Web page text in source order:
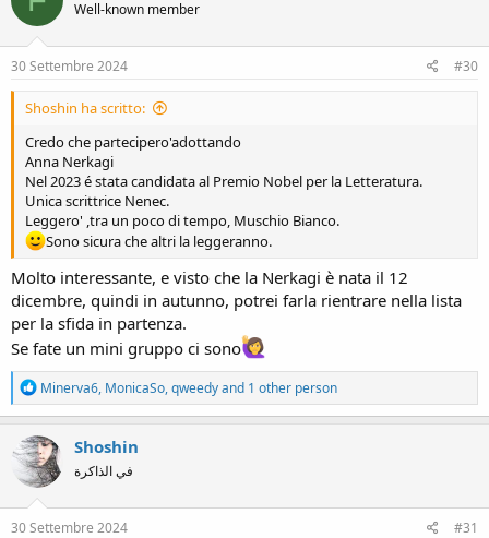
o
n
s
Well-known member
30 Settembre 2024 #30
Shoshin ha scritto:
Credo che partecipero'adottando
Anna Nerkagi
Nel 2023 é stata candidata al Premio Nobel per la Letteratura.
Unica scrittrice Nenec.
Leggero' ,tra un poco di tempo, Muschio Bianco.
Sono sicura che altri la leggeranno.
Molto interessante, e visto che la Nerkagi è nata il 12
dicembre, quindi in autunno, potrei farla rientrare nella lista
per la sfida in partenza.
Se fate un mini gruppo ci sono
R
e
a
c
t
i
o
n
s
Minerva6, MonicaSo,qweedyand 1 other person
Shoshin
في الذاكرة
30 Settembre 2024 #31